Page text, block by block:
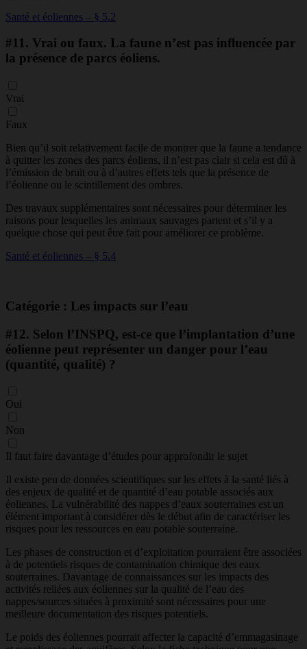
Santé et éoliennes – § 5.2
#11. Vrai ou faux. La faune n’est pas influencée par
la présence de parcs éoliens.
Vrai
Faux
Bien qu’il soit relativement facile de montrer que la faune a tendance
à quitter les zones des parcs éoliens, il n’est pas clair si cela est dû à
l’émission de bruit ou à d’autres effets tels que la présence de
l’éolienne ou le scintillement des ombres.
Des travaux supplémentaires sont nécessaires pour déterminer les
raisons pour lesquelles les animaux sauvages partent et s’il y a
quelque chose qui peut être fait pour améliorer ce problème.
Santé et éoliennes – § 5.4
Catégorie : Les impacts sur l’eau
#12. Selon l’INSPQ, est-ce que l’implantation d’une
éolienne peut représenter un danger pour l’eau
(quantité, qualité) ?
Oui
Non
Il faut faire davantage d’études pour approfondir le sujet
Il existe peu de données scientifiques sur les effets à la santé liés à
des enjeux de qualité et de quantité d’eau potable associés aux
éoliennes. La vulnérabilité des nappes d’eaux souterraines est un
élément important à considérer dès le début afin de caractériser les
risques pour les ressources en eau potable souterraine.
Les phases de construction et d’exploitation pourraient être associées
à de potentiels risques de contamination chimique des eaux
souterraines. Davantage de connaissances sur les impacts des
activités reliées aux éoliennes sur la qualité de l’eau des
nappes/sources situées à proximité sont nécessaires pour une
meilleure documentation des risques potentiels.
Le poids des éoliennes pourrait affecter la capacité d’emmagasinage